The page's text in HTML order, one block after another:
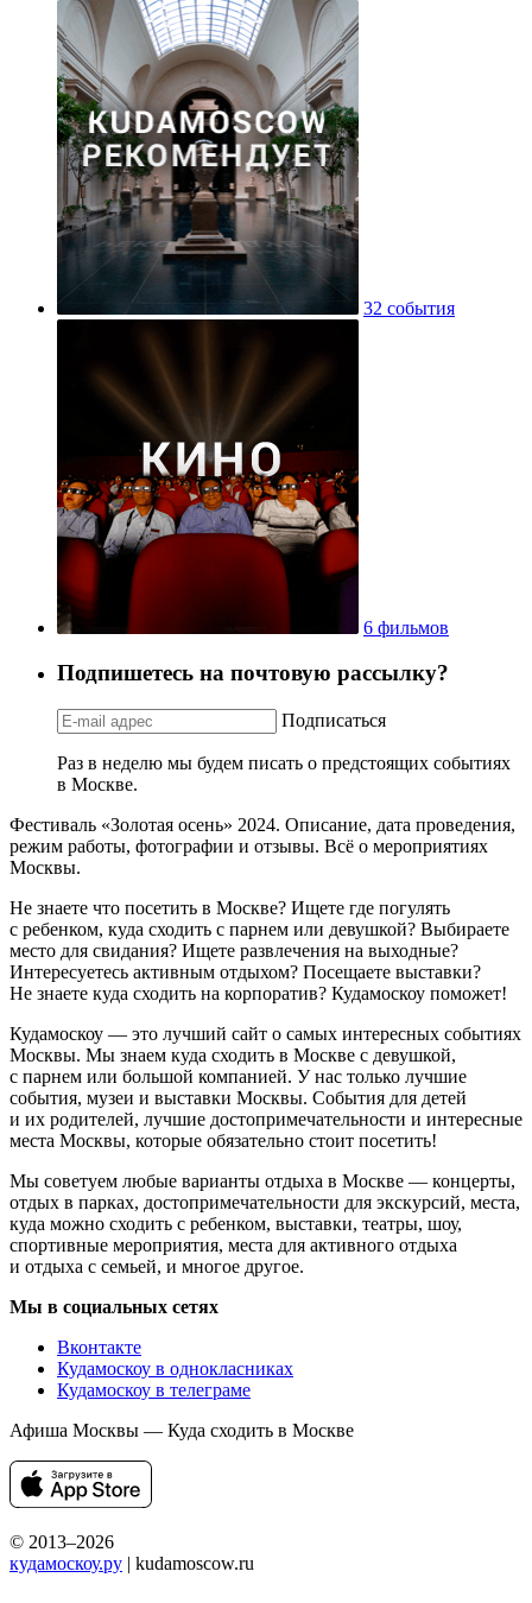
32 события
6 фильмов
Подпишетесь на почтовую рассылку?
Подписаться
Раз в неделю мы будем писать о предстоящих событиях
в Москве.
Фестиваль «Золотая осень» 2024. Описание, дата проведения,
режим работы, фотографии и отзывы. Всё о мероприятиях
Москвы.
Не знаете что посетить в Москве? Ищете где погулять
с ребенком, куда сходить с парнем или девушкой? Выбираете
место для свидания? Ищете развлечения на выходные?
Интересуетесь активным отдыхом? Посещаете выставки?
Не знаете куда сходить на корпоратив? Кудамоскоу поможет!
Кудамоскоу — это лучший сайт о самых интересных событиях
Москвы. Мы знаем куда сходить в Москве с девушкой,
с парнем или большой компанией. У нас только лучшие
события, музеи и выставки Москвы. События для детей
и их родителей, лучшие достопримечательности и интересные
места Москвы, которые обязательно стоит посетить!
Мы советуем любые варианты отдыха в Москве — концерты,
отдых в парках, достопримечательности для экскурсий, места,
куда можно сходить с ребенком, выставки, театры, шоу,
спортивные мероприятия, места для активного отдыха
и отдыха с семьей, и многое другое.
Мы в социальных сетях
Вконтакте
Кудамоскоу в однокласниках
Кудамоскоу в телеграме
Афиша Москвы — Куда сходить в Москве
© 2013–2026
кудамоскоу.ру | kudamoscow.ru